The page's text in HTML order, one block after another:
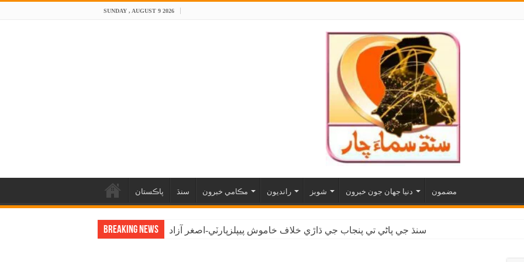
SUNDAY , AUGUST 9 2026
پاڪستان سنڌ مڪامي خبرون رانديون شوبز دنيا جهان جون خبرون مضمون
Breaking News سنڌ جي پاڻي تي پنجاب جي ڌاڙي خلاف خاموش پيپلزپارٽي-اصغر آزاد